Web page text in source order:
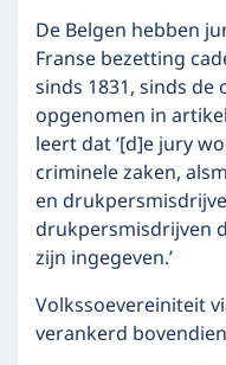
De Belgen hebben
Franse bezetting
sinds 1831, sinds
opgenomen in
leert dat ‘[d]e jury
criminele zaken,
en
drukpersmisdrijven
zijn ingegeven.’
Volkssoevereiniteit
verankerd